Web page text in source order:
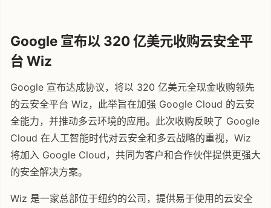
Google 宣布以 320 亿美元收购云安全平
台 Wiz
Google 宣布达成协议，将以 320 亿美元全现金收购领先
的云安全平台 Wiz，此举旨在加强 Google Cloud 的云安
全能力，并推动多云环境的应用。此次收购反映了 Google
Cloud 在人工智能时代对云安全和多云战略的重视，Wiz
将加入 Google Cloud，共同为客户和合作伙伴提供更强大
的安全解决方案。
Wiz 是一家总部位于纽约的公司，提供易于使用的云安全